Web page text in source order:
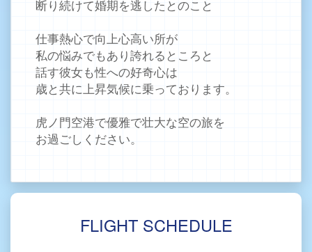
断り続けて婚期を逃したとのこと
仕事熱心で向上心高い所が
私の悩みでもあり誇れるところと
話す彼女も性への好奇心は
歳と共に上昇気候に乗っております。
虎ノ門空港で優雅で壮大な空の旅を
お過ごしください。
FLIGHT SCHEDULE